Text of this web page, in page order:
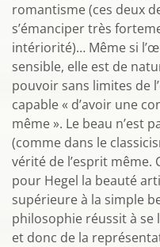
romantisme (ces deux
s’émanciper très
intériorité)… Même si
sensible, elle est de
pouvoir sans limites de
capable « d’avoir une
même ». Le beau n’est
(comme dans le
vérité de l’esprit même.
pour Hegel la beauté
supérieure à la simple
philosophie réussit à
et donc de la